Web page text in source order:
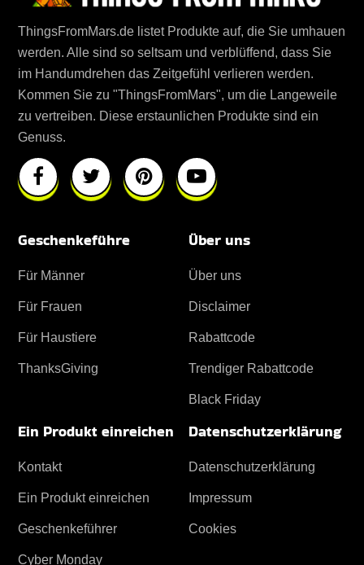
ThingsFromMars.de listet Produkte auf, die Sie umhauen
werden. Alle sind so seltsam und verblüffend, dass Sie
im Handumdrehen das Zeitgefühl verlieren werden.
Kommen Sie zu "ThingsFromMars", um die Langeweile
zu vertreiben. Diese erstaunlichen Produkte sind ein
Genuss.
Geschenkeführe
Für Männer
Für Frauen
Für Haustiere
ThanksGiving
Über uns
Über uns
Disclaimer
Rabattcode
Trendiger Rabattcode
Black Friday
Ein Produkt einreichen
Kontakt
Ein Produkt einreichen
Geschenkeführer
Cyber Monday
Datenschutz­erklärung
Datenschutz­erklärung
Impressum
Cookies